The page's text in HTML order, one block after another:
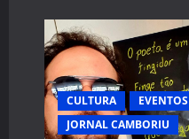
CULTURA
EVENTOS
JORNAL CAMBORIU